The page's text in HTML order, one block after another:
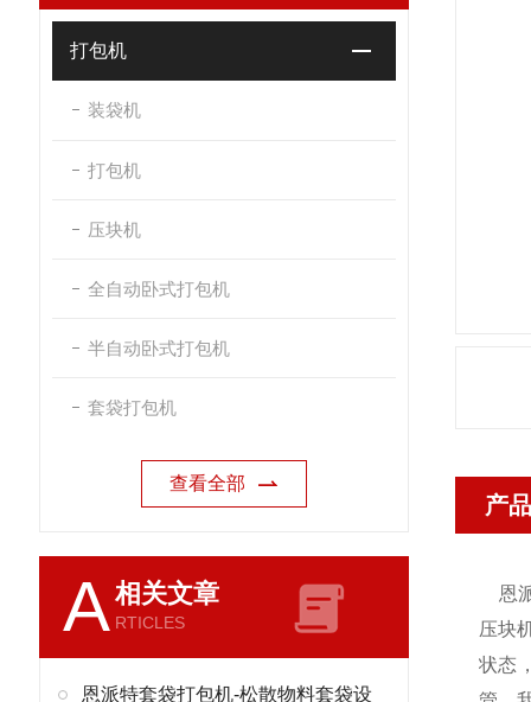
打包机
装袋机
打包机
压块机
全自动卧式打包机
半自动卧式打包机
套袋打包机
查看全部
A相关文章
RTICLES
恩派特套袋打包机-松散物料套袋设
产
恩
压块
状态